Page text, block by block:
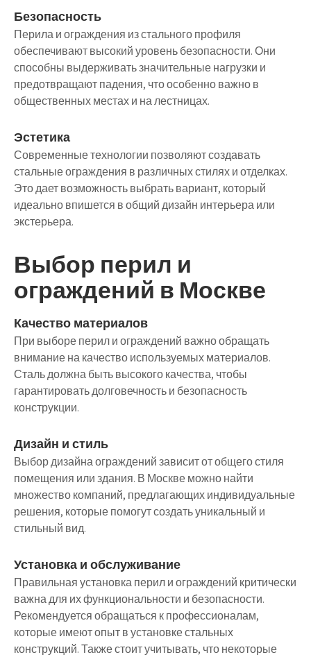
Безопасность
Перила и ограждения из стального профиля
обеспечивают высокий уровень безопасности. Они
способны выдерживать значительные нагрузки и
предотвращают падения, что особенно важно в
общественных местах и на лестницах.
Эстетика
Современные технологии позволяют создавать
стальные ограждения в различных стилях и отделках.
Это дает возможность выбрать вариант, который
идеально впишется в общий дизайн интерьера или
экстерьера.
Выбор перил и
ограждений в Москве
Качество материалов
При выборе перил и ограждений важно обращать
внимание на качество используемых материалов.
Сталь должна быть высокого качества, чтобы
гарантировать долговечность и безопасность
конструкции.
Дизайн и стиль
Выбор дизайна ограждений зависит от общего стиля
помещения или здания. В Москве можно найти
множество компаний, предлагающих индивидуальные
решения, которые помогут создать уникальный и
стильный вид.
Установка и обслуживание
Правильная установка перил и ограждений критически
важна для их функциональности и безопасности.
Рекомендуется обращаться к профессионалам,
которые имеют опыт в установке стальных
конструкций. Также стоит учитывать, что некоторые